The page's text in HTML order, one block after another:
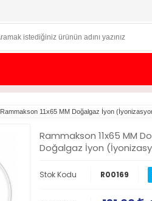
Rammakson 11x65 MM Doğalgaz İyon
Rammakson 11x65 MM
Doğalgaz İyon
Stok Kodu R00169